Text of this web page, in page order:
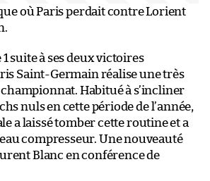
où Paris perdait contre Lorient
1 suite à ses deux victoires
Saint-Germain réalise une très
Habitué à s’incliner
nuls en cette période de l’année,
a laissé tomber cette routine et a
compresseur. Une nouveauté
Blanc en conférence de